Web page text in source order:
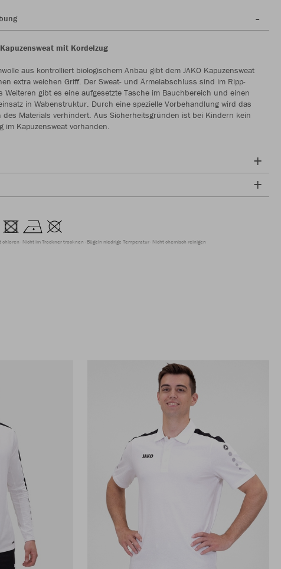
mit Kordelzug
aus kontrolliert biologischem Anbau gibt dem JAKO Kapuzensweat
extra weichen Griff. Der Sweat- und Ärmelabschluss sind im Ripp-
Weiteren gibt es eine aufgesetzte Tasche im Bauchbereich und einen
in Wabenstruktur. Durch eine spezielle Vorbehandlung wird das
des Materials verhindert. Aus Sicherheitsgründen ist bei Kindern kein
im Kapuzensweat vorhanden.
chloren Nicht im Trockner trocknen Bügeln niedrige Temperatur Nicht chemisch reinigen